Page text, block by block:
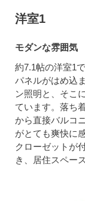
洋室1
モダンな雰囲気
約7.1帖の洋室1
パネルがはめ込
ン照明と、そこ
ています。落ち
から直接バルコ
がとても爽快に
クローゼットが
き、居住スペー